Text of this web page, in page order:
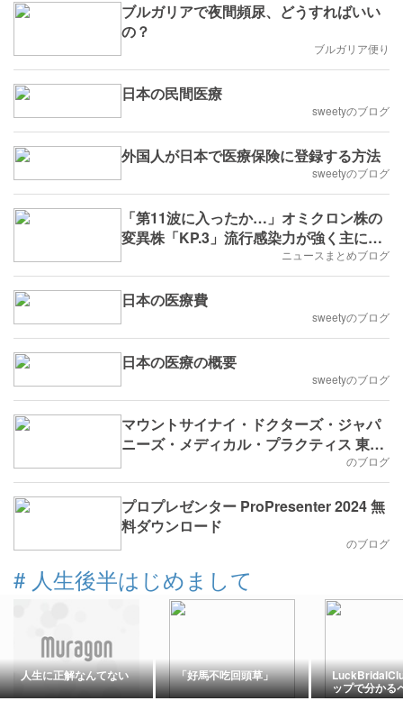
ブルガリアで夜間頻尿、どうすればいい
の？
ブルガリア便り
日本の民間医療
sweetyのブログ
外国人が日本で医療保険に登録する方法
sweetyのブログ
「第11波に入ったか…」オミクロン株の
変異株「KP.3」流行感染力が強く主に喉
の痛みや発熱の症状新型コロナ感染者急
増
ニュースまとめブログ
日本の医療費
sweetyのブログ
日本の医療の概要
sweetyのブログ
マウントサイナイ・ドクターズ・ジャパ
ニーズ・メディカル・プラクティス 東京
のブログ
プロプレゼンター ProPresenter 2024 無
料ダウンロード
のブログ
# 人生後半はじめまして
人生に正解なんてない 「好馬不吃回頭草」
ップで分かる
単に理解でき